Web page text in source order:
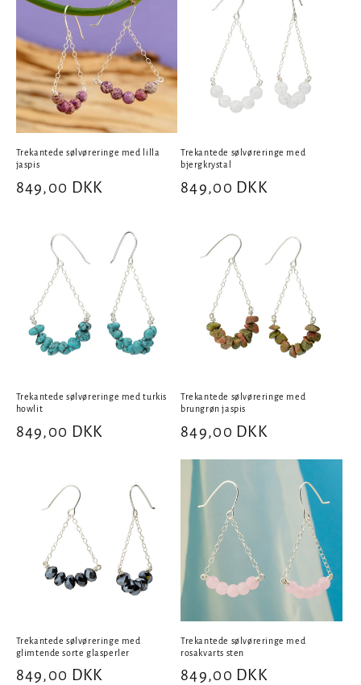
Trekantede sølvøreringe med lilla
jaspis
Normalpris
849,00 DKK
Trekantede sølvøreringe med
bjergkrystal
Normalpris
849,00 DKK
Trekantede sølvøreringe med turkis
howlit
Normalpris
849,00 DKK
Trekantede sølvøreringe med
brungrøn jaspis
Normalpris
849,00 DKK
Trekantede sølvøreringe med
glimtende sorte glasperler
Normalpris
849,00 DKK
Trekantede sølvøreringe med
rosakvarts sten
Normalpris
849,00 DKK